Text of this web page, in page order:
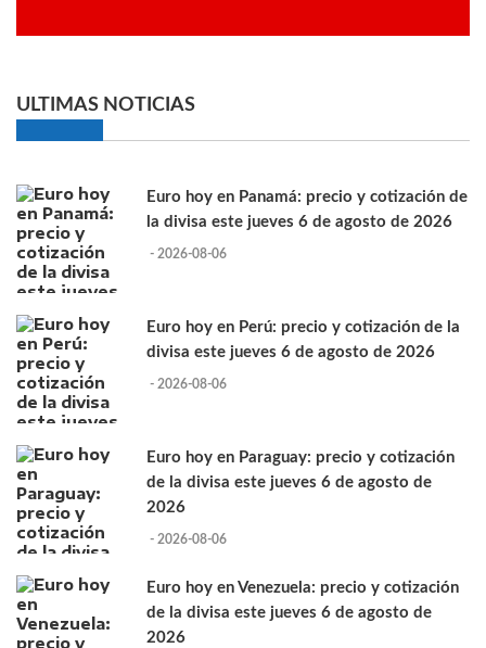
ULTIMAS NOTICIAS
Euro hoy en Panamá: precio y cotización de
la divisa este jueves 6 de agosto de 2026
- 2026-08-06
Euro hoy en Perú: precio y cotización de la
divisa este jueves 6 de agosto de 2026
- 2026-08-06
Euro hoy en Paraguay: precio y cotización
de la divisa este jueves 6 de agosto de
2026
- 2026-08-06
Euro hoy en Venezuela: precio y cotización
de la divisa este jueves 6 de agosto de
2026